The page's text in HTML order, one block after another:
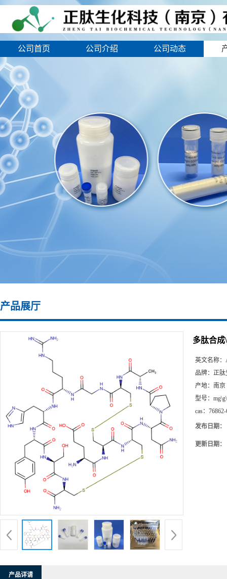
公司首页 公司介绍 公司动态
产品展厅
多肽合成
英文名称：
品牌： 正肽
产地： 南京
型号：
cas：
发布日期：
更新日期：
产品详请